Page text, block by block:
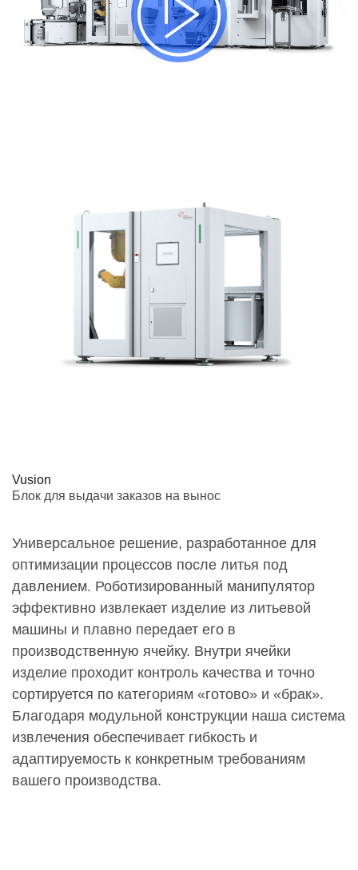
Vusion
Блок для выдачи заказов на вынос
Универсальное решение, разработанное для
оптимизации процессов после литья под
давлением. Роботизированный манипулятор
эффективно извлекает изделие из литьевой
машины и плавно передает его в
производственную ячейку. Внутри ячейки
изделие проходит контроль качества и точно
сортируется по категориям «готово» и «брак».
Благодаря модульной конструкции наша система
извлечения обеспечивает гибкость и
адаптируемость к конкретным требованиям
вашего производства.